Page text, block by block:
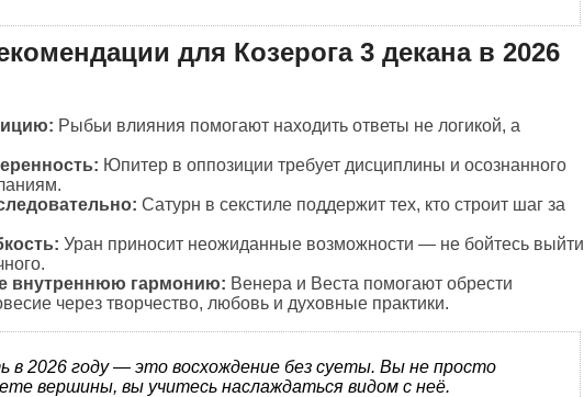
для Козерога 3 декана в 2026
Рыбьи влияния помогают находить ответы не логикой, а
Юпитер в оппозиции требует дисциплины и осознанного
Сатурн в секстиле поддержит тех, кто строит шаг за
Уран приносит неожиданные возможности — не бойтесь выйти
внутреннюю гармонию: Венера и Веста помогают обрести
через творчество, любовь и духовные практики.
в 2026 году — это восхождение без суеты. Вы не просто
вершины, вы учитесь наслаждаться видом с неё.